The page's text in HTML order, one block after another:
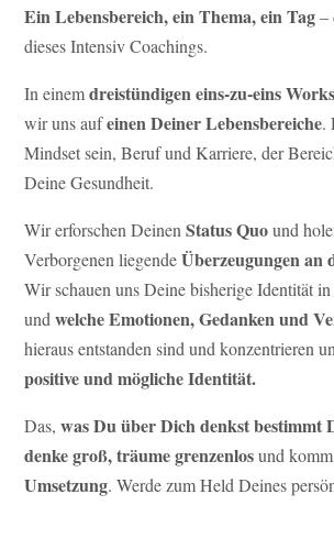
Ein Lebensbereich, ein Thema, ein Tag–
dieses Intensiv Coachings.
In einemdreistündigen eins-zu-eins
wir uns aufeinen Deiner Lebensbereiche.
Mindset sein, Beruf und Karriere, der
Deine Gesundheit.
Wir erforschen DeinenStatus Quound
Verborgenen liegendeÜberzeugungen an
Wir schauen uns Deine bisherige Identität
undwelche Emotionen, Gedanken und
hieraus entstanden sind und konzentrieren
positive und mögliche Identität.
Das,was Du über Dich denkst bestimmt
denke groß, träume grenzenlosund
Umsetzung. Werde zum Held Deines